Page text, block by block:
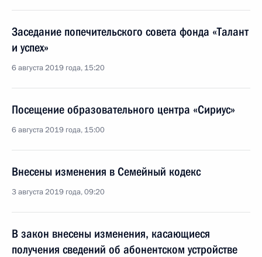
Заседание попечительского совета фонда «Талант
и успех»
6 августа 2019 года, 15:20
Посещение образовательного центра «Сириус»
6 августа 2019 года, 15:00
Внесены изменения в Семейный кодекс
3 августа 2019 года, 09:20
В закон внесены изменения, касающиеся
получения сведений об абонентском устройстве